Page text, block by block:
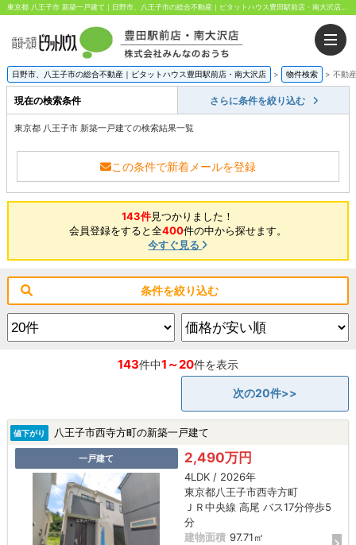
東京都 八王子市 新築一戸建て｜日野市、八王子市の総合不動産｜ピタットハウス豊田駅前店・南大沢店｜株式会社みんなのおうち
日野市、八王子市の総合不動産｜ピタットハウス豊田駅前店・南大沢店 > 物件検索 > 不動
現在の検索条件 さらに条件を絞り込む
東京都 八王子市 新築一戸建ての検索結果一覧
この条件で新着メールを登録
143件見つかりました！
会員登録をすると全400件の中から探せます。
今すぐ見る
条件を絞り込む
143件中1～20件を表示
次の20件>>
値下がり 八王子市西寺方町の新築一戸建て
一戸建て 2,490万円
4LDK / 2026年
東京都八王子市西寺方町
ＪＲ中央線 高尾 バス17分停歩5
分
建物面積 97.71㎡